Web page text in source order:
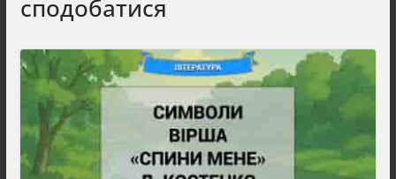
сподобатися